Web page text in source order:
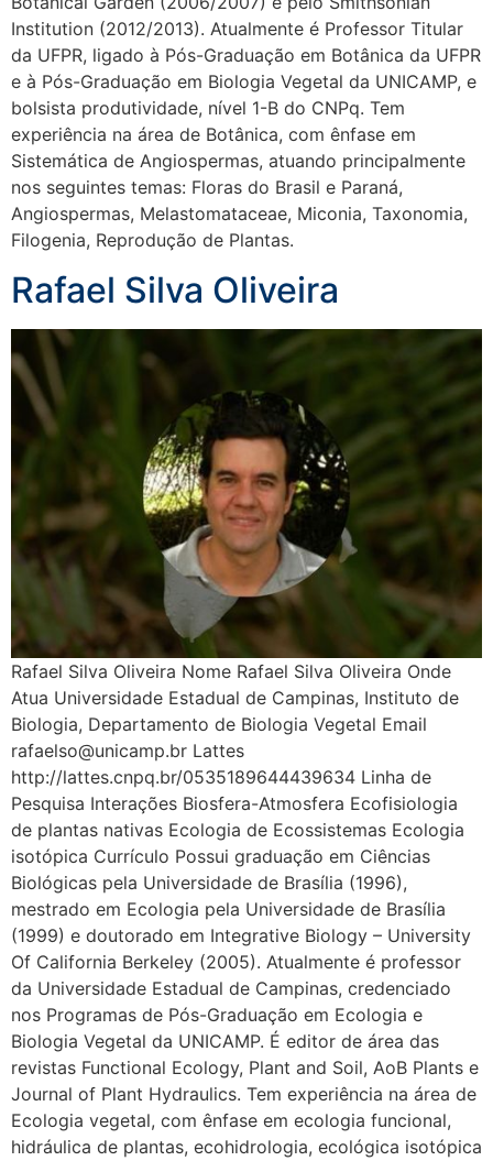
Institution (2012/2013). Atualmente é Professor Titular
da UFPR, ligado à Pós-Graduação em Botânica da UFPR
e à Pós-Graduação em Biologia Vegetal da UNICAMP, e
bolsista produtividade, nível 1-B do CNPq. Tem
experiência na área de Botânica, com ênfase em
Sistemática de Angiospermas, atuando principalmente
nos seguintes temas: Floras do Brasil e Paraná,
Angiospermas, Melastomataceae, Miconia, Taxonomia,
Filogenia, Reprodução de Plantas.
Rafael Silva Oliveira
Rafael Silva Oliveira Nome Rafael Silva Oliveira Onde
Atua Universidade Estadual de Campinas, Instituto de
Biologia, Departamento de Biologia Vegetal Email
rafaelso@unicamp.br Lattes
http://lattes.cnpq.br/0535189644439634 Linha de
Pesquisa Interações Biosfera-Atmosfera Ecofisiologia
de plantas nativas Ecologia de Ecossistemas Ecologia
isotópica Currículo Possui graduação em Ciências
Biológicas pela Universidade de Brasília (1996),
mestrado em Ecologia pela Universidade de Brasília
(1999) e doutorado em Integrative Biology – University
Of California Berkeley (2005). Atualmente é professor
da Universidade Estadual de Campinas, credenciado
nos Programas de Pós-Graduação em Ecologia e
Biologia Vegetal da UNICAMP. É editor de área das
revistas Functional Ecology, Plant and Soil, AoB Plants e
Journal of Plant Hydraulics. Tem experiência na área de
Ecologia vegetal, com ênfase em ecologia funcional,
hidráulica de plantas, ecohidrologia, ecológica isotópica